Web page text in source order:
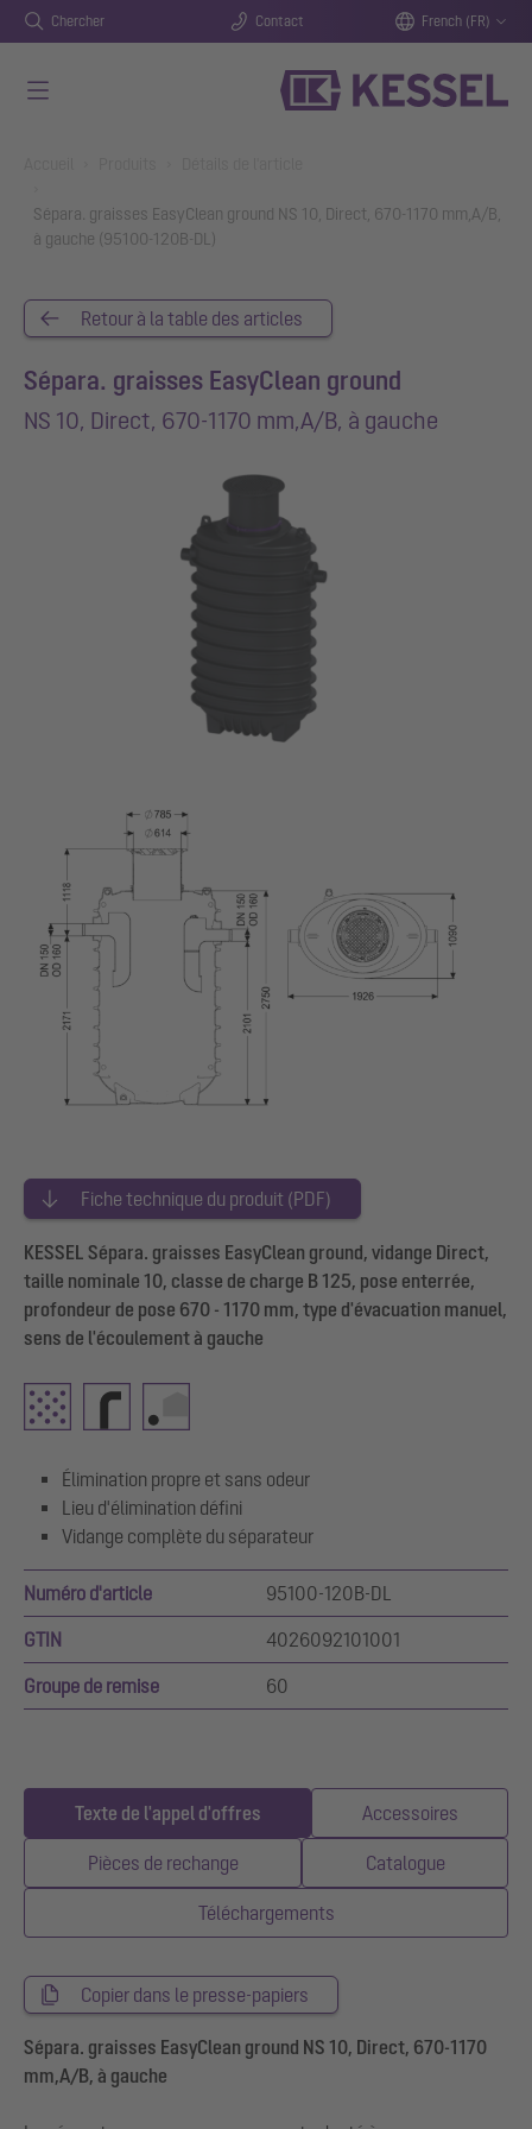
Chercher Contact French (FR)
Sépara. graisses EasyClean ground NS 10, Direct, 670-1170 mm,A/B,
à gauche (95100-120B-DL)
Retour à la table des articles
Sépara. graisses EasyClean ground
NS 10, Direct, 670-1170 mm,A/B, à gauche
Fiche technique du produit (PDF)
KESSEL Sépara. graisses EasyClean ground, vidange Direct,
taille nominale 10, classe de charge B 125, pose enterrée,
profondeur de pose 670 - 1170 mm, type d'évacuation manuel,
sens de l'écoulement à gauche
Élimination propre et sans odeur
Lieu d'élimination défini
Vidange complète du séparateur
Numéro d'article 95100-120B-DL
GTIN 4026092101001
Groupe de remise 60
Texte de l'appel d'offres Accessoires
Pièces de rechange Catalogue
Téléchargements
Copier dans le presse-papiers
Sépara. graisses EasyClean ground NS 10, Direct, 670-1170
mm,A/B, à gauche